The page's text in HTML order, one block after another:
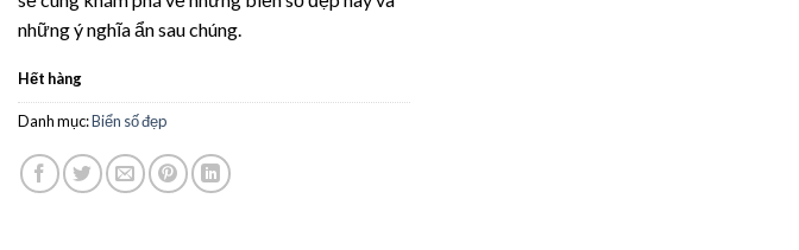
những ý nghĩa ẩn sau chúng.
Hết hàng
Danh mục:Biển số đẹp